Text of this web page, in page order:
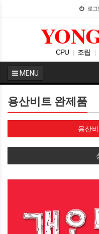
로그
CPU 조립
MENU
용산비트 완제품
용산